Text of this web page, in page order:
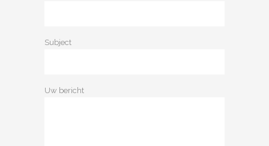
Subject
Uw bericht